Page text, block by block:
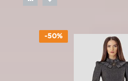
-50%